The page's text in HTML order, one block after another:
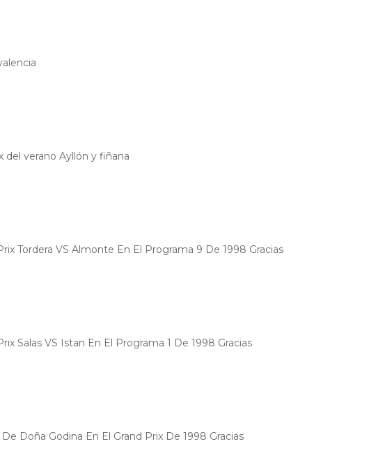
del verano Ayllón y fiñana
Tordera VS Almonte En El Programa 9 De 1998 Gracias
Salas VS Istan En El Programa 1 De 1998 Gracias
Doña Godina En El Grand Prix De 1998 Gracias